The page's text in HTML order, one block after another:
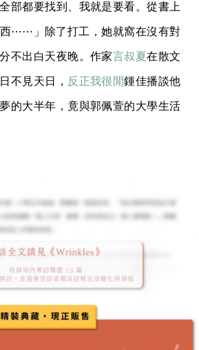
部都要找到、我就是要看。從書上
⋯⋯」除了打工，她就窩在沒有對
不出白天夜晚。作家言叔夏在散文
不見天日， 反正我很閒鍾佳播談他
的大半年，竟與郭佩萱的大學生活